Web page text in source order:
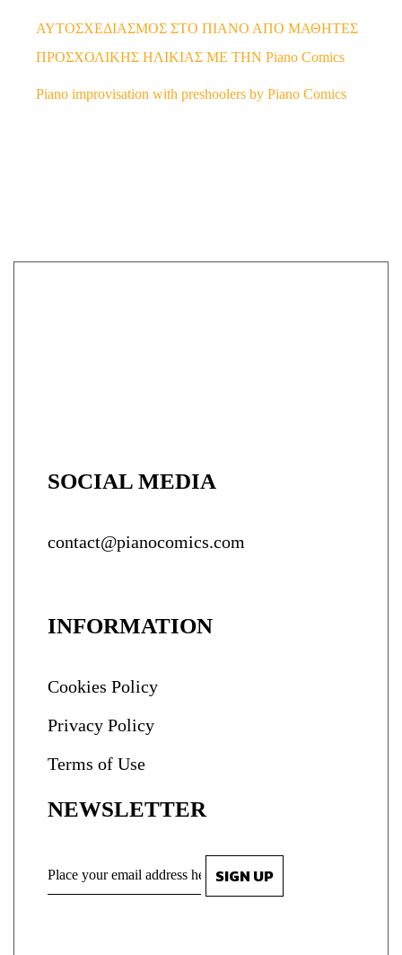
ΑΥΤΟΣΧΕΔΙΑΣΜΟΣ ΣΤΟ ΠΙΑΝΟ ΑΠΟ ΜΑΘΗΤΕΣ
ΠΡΟΣΧΟΛΙΚΗΣ ΗΛΙΚΙΑΣ ΜΕ ΤΗΝ Piano Comics
Piano improvisation with preshoolers by Piano Comics
SOCIAL MEDIA
contact@pianocomics.com
INFORMATION
Cookies Policy
Privacy Policy
Terms of Use
NEWSLETTER